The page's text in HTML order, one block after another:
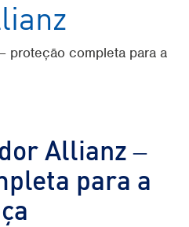
proteção completa para a
Allianz –
para a